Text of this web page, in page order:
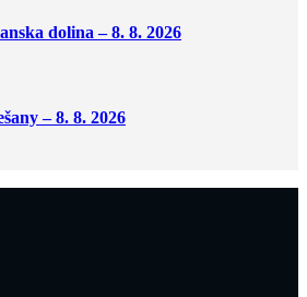
dolina – 8. 8. 2026
– 8. 8. 2026